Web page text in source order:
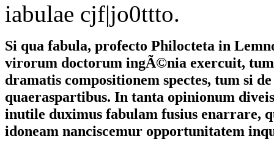
iabulae cjf|jo0ttto.
Si qua fabula, profecto Philocteta in
virorum doctorum ingÃ©nia exercuit,
dramatis compositionem spectes, tum si
quaeraspartibus. In tanta opinionum
inutile duximus fabulam fusius enarrare,
idoneam nanciscemur opportunitatem